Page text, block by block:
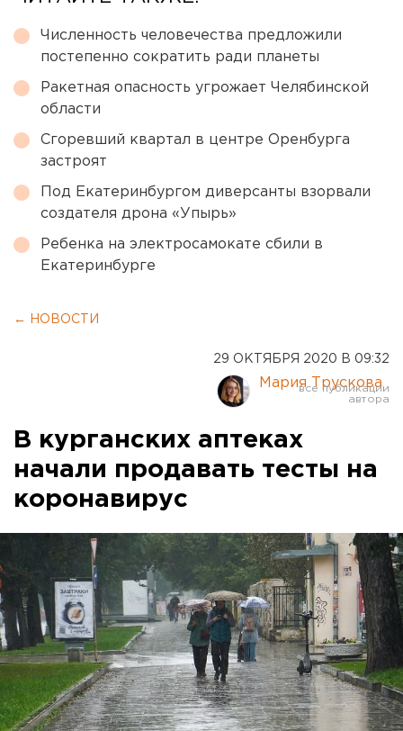
Численность человечества предложили
постепенно сократить ради планеты
Ракетная опасность угрожает Челябинской
области
Сгоревший квартал в центре Оренбурга
застроят
Под Екатеринбургом диверсанты взорвали
создателя дрона «Упырь»
Ребенка на электросамокате сбили в
Екатеринбурге
← НОВОСТИ
29 ОКТЯБРЯ 2020 В 09:32
Мария Трускова
В курганских аптеках
начали продавать тесты на
коронавирус